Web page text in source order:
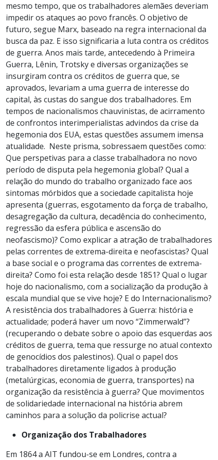
mesmo tempo, que os trabalhadores alemães deveriam
impedir os ataques ao povo francês. O objetivo de
futuro, segue Marx, baseado na regra internacional da
busca da paz. E isso significaria a luta contra os créditos
de guerra. Anos mais tarde, antecedendo à Primeira
Guerra, Lênin, Trotsky e diversas organizações se
insurgiram contra os créditos de guerra que, se
aprovados, levariam a uma guerra de interesse do
capital, às custas do sangue dos trabalhadores. Em
tempos de nacionalismos chauvinistas, de acirramento
de confrontos interimperialistas advindos da crise da
hegemonia dos EUA, estas questões assumem imensa
atualidade. Neste prisma, sobressaem questões como:
Que perspetivas para a classe trabalhadora no novo
período de disputa pela hegemonia global? Qual a
relação do mundo do trabalho organizado face aos
sintomas mórbidos que a sociedade capitalista hoje
apresenta (guerras, esgotamento da força de trabalho,
desagregação da cultura, decadência do conhecimento,
regressão da esfera pública e ascensão do
neofascismo)? Como explicar a atração de trabalhadores
pelas correntes de extrema-direita e neofascistas? Qual
a base social e o programa das correntes de extrema-
direita? Como foi esta relação desde 1851? Qual o lugar
hoje do nacionalismo, com a socialização da produção à
escala mundial que se vive hoje? E do Internacionalismo?
A resistência dos trabalhadores à Guerra: história e
actualidade; poderá haver um novo “Zimmerwald”?
(recuperando o debate sobre o apoio das esquerdas aos
créditos de guerra, tema que ressurge no atual contexto
de genocídios dos palestinos). Qual o papel dos
trabalhadores diretamente ligados à produção
(metalúrgicas, economia de guerra, transportes) na
organização da resistência à guerra? Que movimentos
de solidariedade internacional na história abrem
caminhos para a solução da policrise actual?
Organização dos Trabalhadores
Em 1864 a AIT fundou-se em Londres, contra a